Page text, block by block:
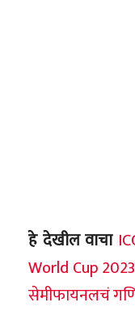
हे देखील वाचा
World Cup
सेमीफायनलचं